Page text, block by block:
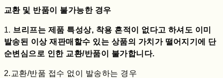
교환 및 반품이 불가능한 경우
1. 브리프는 제품 특성상, 착용 흔적이 없다고 하셔도 이미
발송된 이상 재판매할수 있는 상품의 가치가 떨어지기에 단
순변심으로 인한 교환/반품이 불가합니다.
2.교환/반품 접수 없이 발송하는 경우